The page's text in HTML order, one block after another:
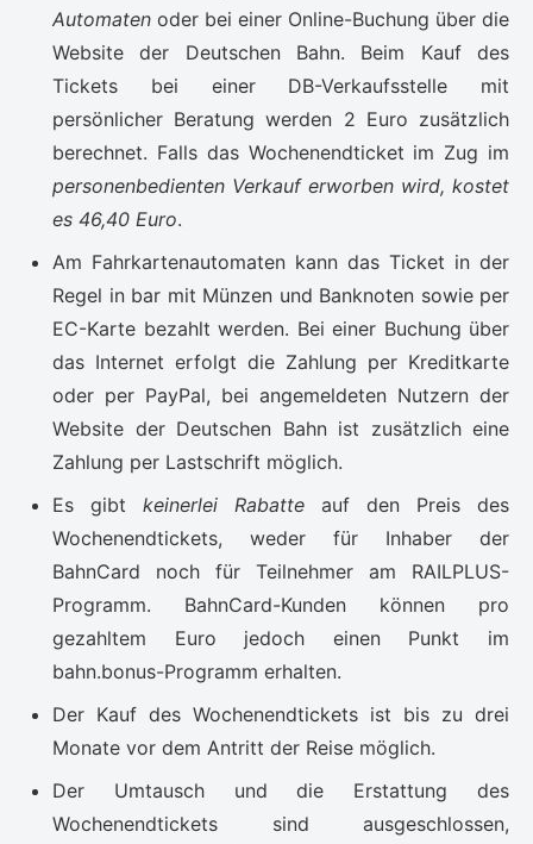
Automaten oder bei einer Online-Buchung über die
Website der Deutschen Bahn. Beim Kauf des
Tickets bei einer DB-Verkaufsstelle mit
persönlicher Beratung werden 2 Euro zusätzlich
berechnet. Falls das Wochenendticket im Zug im
personenbedienten Verkauf erworben wird, kostet
es 46,40 Euro.
Am Fahrkartenautomaten kann das Ticket in der
Regel in bar mit Münzen und Banknoten sowie per
EC-Karte bezahlt werden. Bei einer Buchung über
das Internet erfolgt die Zahlung per Kreditkarte
oder per PayPal, bei angemeldeten Nutzern der
Website der Deutschen Bahn ist zusätzlich eine
Zahlung per Lastschrift möglich.
Es gibt keinerlei Rabatte auf den Preis des
Wochenendtickets, weder für Inhaber der
BahnCard noch für Teilnehmer am RAILPLUS-
Programm. BahnCard-Kunden können pro
gezahltem Euro jedoch einen Punkt im
bahn.bonus-Programm erhalten.
Der Kauf des Wochenendtickets ist bis zu drei
Monate vor dem Antritt der Reise möglich.
Der Umtausch und die Erstattung des
Wochenendtickets sind ausgeschlossen,